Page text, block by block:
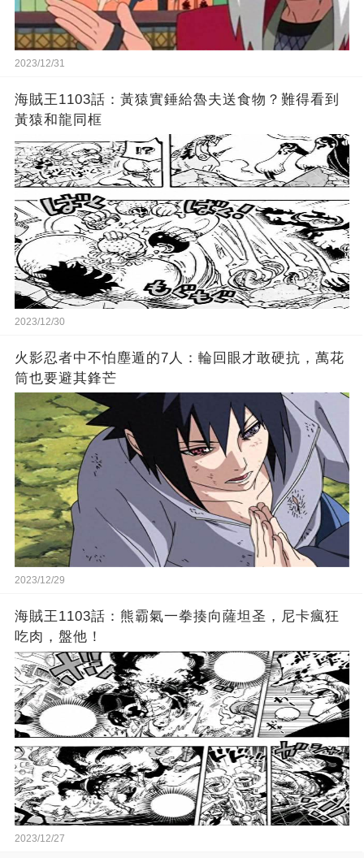
2023/12/31
海賊王1103話：黃猿實錘給魯夫送食物？難得看到
黃猿和龍同框
2023/12/30
火影忍者中不怕塵遁的7人：輪回眼才敢硬抗，萬花
筒也要避其鋒芒
2023/12/29
海賊王1103話：熊霸氣一拳揍向薩坦圣，尼卡瘋狂
吃肉，盤他！
2023/12/27